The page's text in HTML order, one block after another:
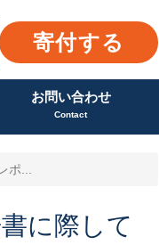
寄付する
お問い合わせ
Contact
ポ...
に際して